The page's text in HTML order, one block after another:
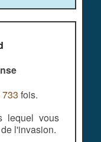
733 fois.
lequel vous
l'invasion.